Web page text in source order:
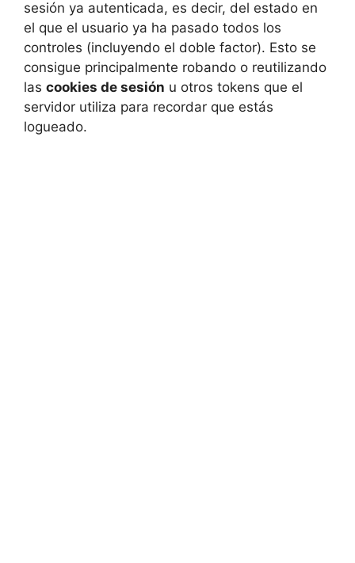
sesión ya autenticada, es decir, del estado en
el que el usuario ya ha pasado todos los
controles (incluyendo el doble factor). Esto se
consigue principalmente robando o reutilizando
las cookies de sesión u otros tokens que el
servidor utiliza para recordar que estás
logueado.